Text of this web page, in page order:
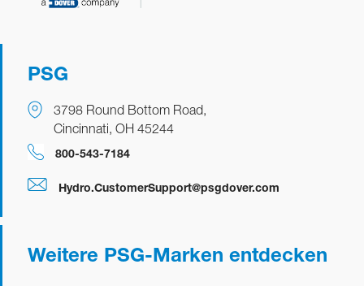
PSG
3798 Round Bottom Road,
Cincinnati, OH 45244
​​​​800-543-7184
Hydro.CustomerSupport@psgdover.com
Weitere PSG-Marken entdecken